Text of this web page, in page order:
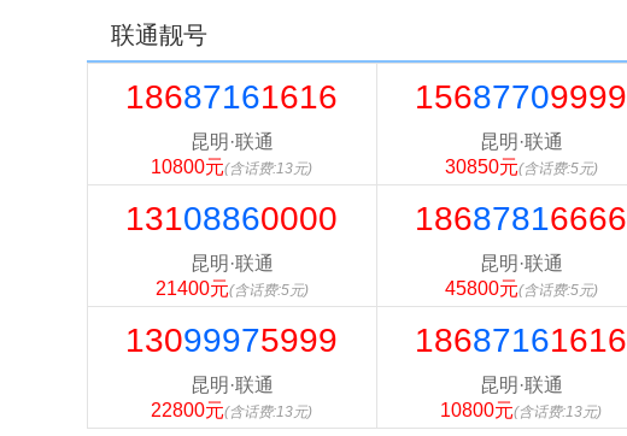
联通靓号
18687161616
昆明·联通
10800元(含话费:13元)
15687709999
昆明·联通
30850元(含话费:5元)
13108860000
昆明·联通
21400元(含话费:5元)
18687816666
昆明·联通
45800元(含话费:5元)
13099975999
昆明·联通
22800元(含话费:13元)
18687161616
昆明·联通
10800元(含话费:13元)